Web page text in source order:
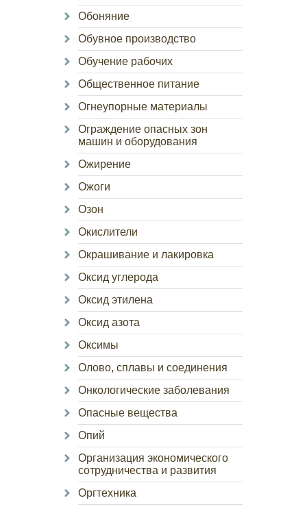
Обоняние
Обувное производство
Обучение рабочих
Общественное питание
Огнеупорные материалы
Ограждение опасных зон
машин и оборудования
Ожирение
Ожоги
Озон
Окислители
Окрашивание и лакировка
Оксид углерода
Оксид этилена
Оксид азота
Оксимы
Олово, сплавы и соединения
Онкологические заболевания
Опасные вещества
Опий
Организация экономического
сотрудничества и развития
Оргтехника